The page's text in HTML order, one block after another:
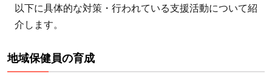
の子
ども
を救
うた
以下に具体的な対策・行われている支援活動について紹
介します。
地域保健員の育成